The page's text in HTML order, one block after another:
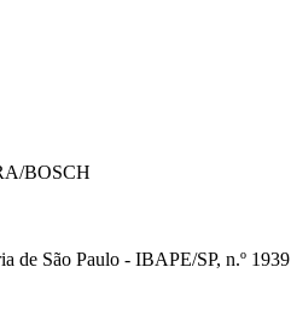
BOSCH
de São Paulo - IBAPE/SP, n.º 1939